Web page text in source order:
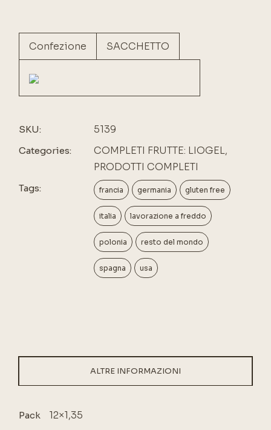
Confezione SACCHETTO
SKU: 5139
Categories: COMPLETI FRUTTE: LIOGEL,
PRODOTTI COMPLETI
Tags: francia germania gluten free
italia lavorazione a freddo
polonia resto del mondo
spagna usa
ALTRE INFORMAZIONI
Pack 12×1,35